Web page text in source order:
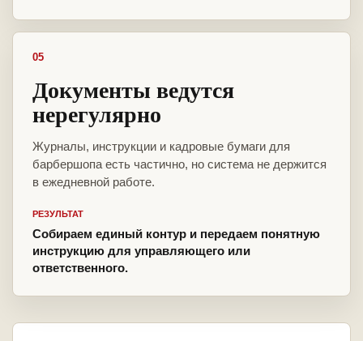
05
Документы ведутся
нерегулярно
Журналы, инструкции и кадровые бумаги для
барбершопа есть частично, но система не держится
в ежедневной работе.
РЕЗУЛЬТАТ
Собираем единый контур и передаем понятную
инструкцию для управляющего или
ответственного.